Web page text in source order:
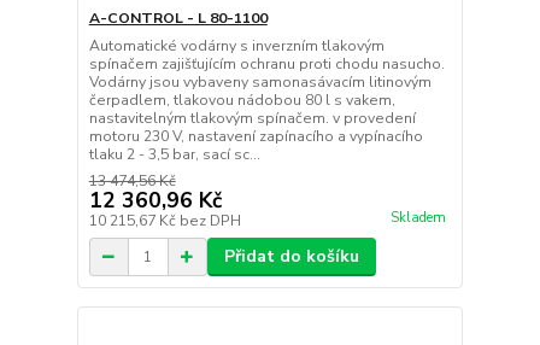
A-CONTROL - L 80-1100
Automatické vodárny s inverzním tlakovým
spínačem zajišťujícím ochranu proti chodu nasucho.
Vodárny jsou vybaveny samonasávacím litinovým
čerpadlem, tlakovou nádobou 80 l s vakem,
nastavitelným tlakovým spínačem. v provedení
motoru 230 V, nastavení zapínacího a vypínacího
tlaku 2 - 3,5 bar, sací sc...
13 474,56 Kč
12 360,96 Kč
10 215,67 Kč bez DPH Skladem
Přidat do košíku